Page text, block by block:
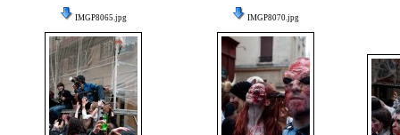
IMGP8065.jpg IMGP8070.jpg